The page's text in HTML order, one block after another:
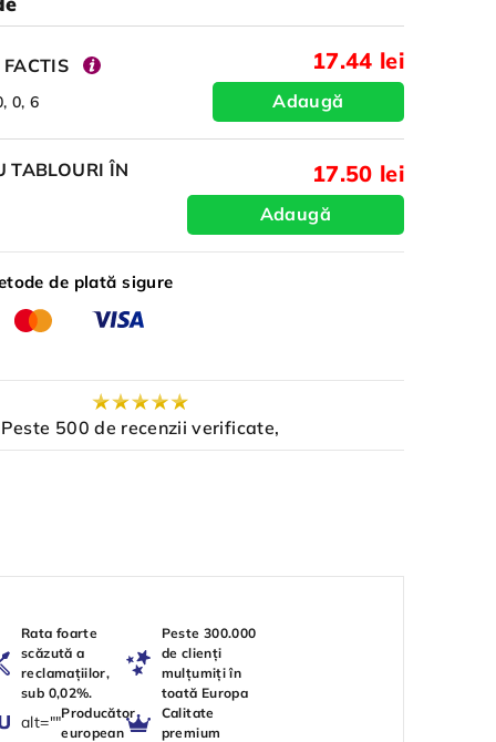
0, 6
17.44 lei
Adaugă
TABLOURI ÎN 17.50 lei
Adaugă
de plată sigure
Peste 500 de recenzii verificate,
Rata foarte
scăzută a
reclamațiilor,
sub 0,02%.
Peste 300.000
de clienți
mulțumiți în
toată Europa
alt=""Producător
european
Calitate
premium